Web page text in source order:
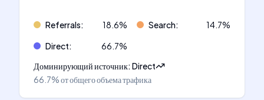
Referrals: 18.6% Search: 14.7%
Direct: 66.7%
Доминирующий источник:Direct
66.7%от общего объема трафика